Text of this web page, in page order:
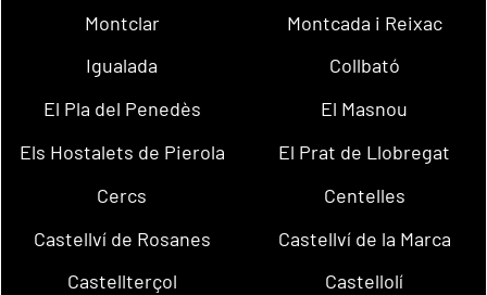
Montclar
Montcada i Reixac
Igualada
Collbató
El Pla del Penedès
El Masnou
Els Hostalets de Pierola
El Prat de Llobregat
Cercs
Centelles
Castellví de Rosanes
Castellví de la Marca
Castellterçol
Castellolí